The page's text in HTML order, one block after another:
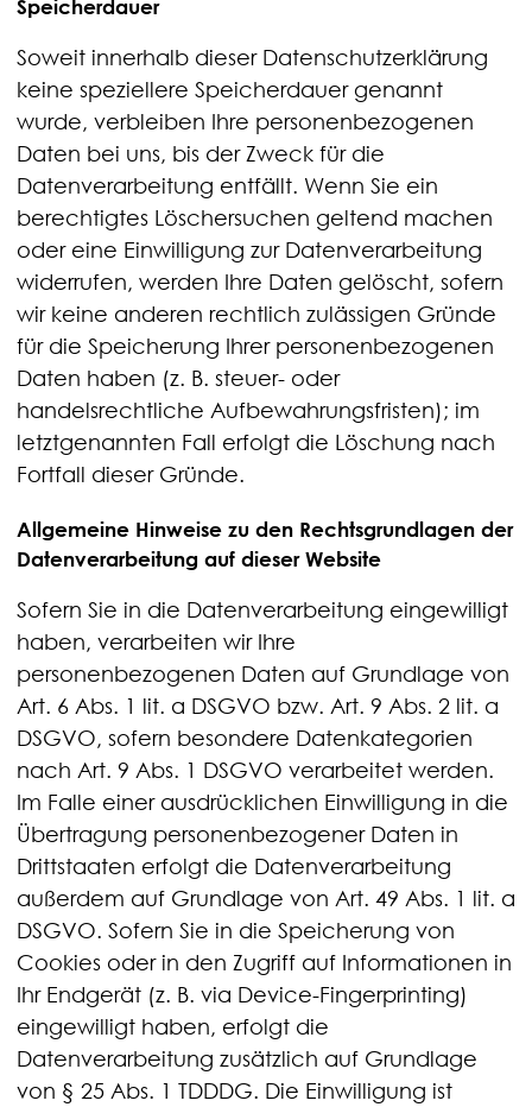
Speicherdauer
Soweit innerhalb dieser Datenschutzerklärung
keine speziellere Speicherdauer genannt
wurde, verbleiben Ihre personenbezogenen
Daten bei uns, bis der Zweck für die
Datenverarbeitung entfällt. Wenn Sie ein
berechtigtes Löschersuchen geltend machen
oder eine Einwilligung zur Datenverarbeitung
widerrufen, werden Ihre Daten gelöscht, sofern
wir keine anderen rechtlich zulässigen Gründe
für die Speicherung Ihrer personenbezogenen
Daten haben (z. B. steuer- oder
handelsrechtliche Aufbewahrungsfristen); im
letztgenannten Fall erfolgt die Löschung nach
Fortfall dieser Gründe.
Allgemeine Hinweise zu den Rechtsgrundlagen der
Datenverarbeitung auf dieser Website
Sofern Sie in die Datenverarbeitung eingewilligt
haben, verarbeiten wir Ihre
personenbezogenen Daten auf Grundlage von
Art. 6 Abs. 1 lit. a DSGVO bzw. Art. 9 Abs. 2 lit. a
DSGVO, sofern besondere Datenkategorien
nach Art. 9 Abs. 1 DSGVO verarbeitet werden.
Im Falle einer ausdrücklichen Einwilligung in die
Übertragung personenbezogener Daten in
Drittstaaten erfolgt die Datenverarbeitung
außerdem auf Grundlage von Art. 49 Abs. 1 lit. a
DSGVO. Sofern Sie in die Speicherung von
Cookies oder in den Zugriff auf Informationen in
Ihr Endgerät (z. B. via Device-Fingerprinting)
eingewilligt haben, erfolgt die
Datenverarbeitung zusätzlich auf Grundlage
von § 25 Abs. 1 TDDDG. Die Einwilligung ist